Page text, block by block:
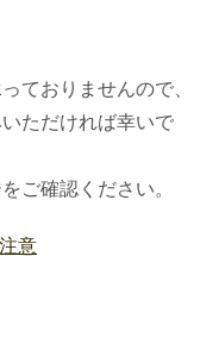
ておりませんので、
ただければ幸いで
ご確認ください。
意